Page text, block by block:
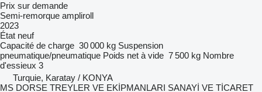
Prix sur demande
Semi-remorque ampliroll
2023
État neuf
Capacité de charge 30 000 kg Suspension
pneumatique/pneumatique Poids net à vide 7 500 kg Nombre
d'essieux 3
Turquie, Karatay / KONYA
MS DORSE TREYLER VE EKİPMANLARI SANAYİ VE TİCARET